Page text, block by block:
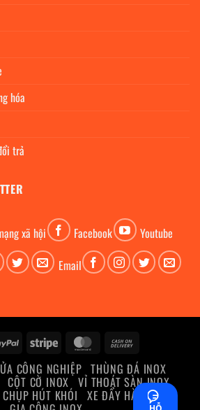
hóa
trả
xã hội Facebook
Youtube
Email
PayPal Stripe MasterCard
Delivery
CÔNG NGHIỆP THÙNG ĐÁ INOX
CỘT CỜ INOX VỈ THOÁT SÀN INOX
CHỤP HÚT KHÓI XE ĐẨY HÀNG